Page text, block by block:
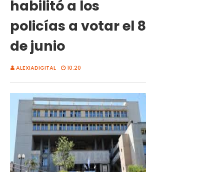
habilitó a los
policías a votar el 8
de junio
ALEXIADIGITAL 10:20